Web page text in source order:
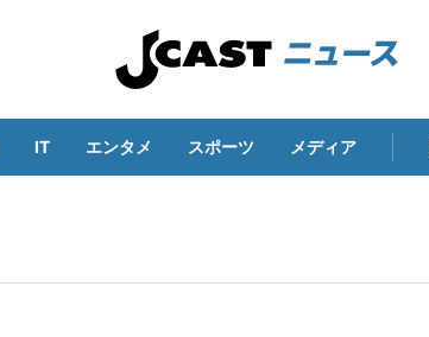
IT エンタメ スポーツ メディア